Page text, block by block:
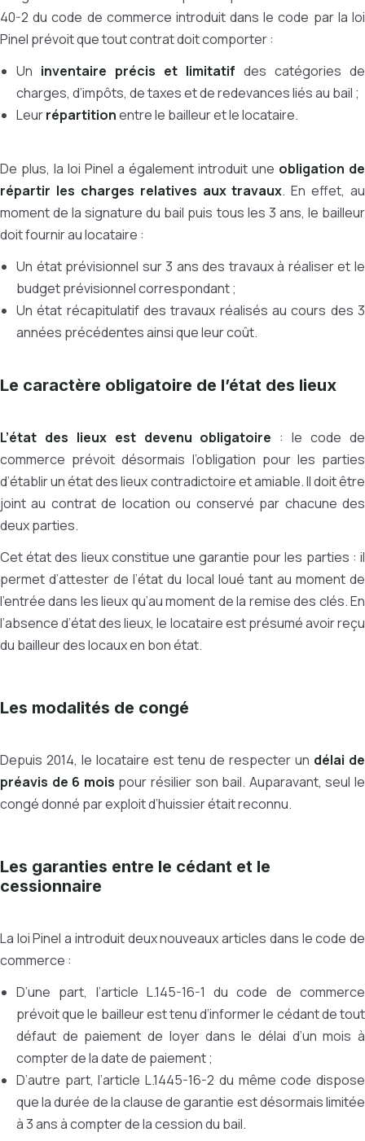
40-2 du code de commerce introduit dans le code par la loi
Pinel prévoit que tout contrat doit comporter :
Un inventaire précis et limitatif des catégories de
charges, d’impôts, de taxes et de redevances liés au bail ;
Leurrépartitionentre le bailleur et le locataire.
De plus, la loi Pinel a également introduit une obligation de
répartir les charges relatives aux travaux. En effet, au
moment de la signature du bail puis tous les 3 ans, le bailleur
doit fournir au locataire :
Un état prévisionnel sur 3 ans des travaux à réaliser et le
budget prévisionnel correspondant ;
Un état récapitulatif des travaux réalisés au cours des 3
années précédentes ainsi que leur coût.
Le caractère obligatoire de l’état des lieux
L’état des lieux est devenu obligatoire : le code de
commerce prévoit désormais l’obligation pour les parties
d’établir un état des lieux contradictoire et amiable. Il doit être
joint au contrat de location ou conservé par chacune des
deux parties.
Cet état des lieux constitue une garantie pour les parties : il
permet d’attester de l’état du local loué tant au moment de
l’entrée dans les lieux qu’au moment de la remise des clés. En
l’absence d’état des lieux, le locataire est présumé avoir reçu
du bailleur des locaux en bon état.
Les modalités de congé
Depuis 2014, le locataire est tenu de respecter un délai de
préavis de 6 mois pour résilier son bail. Auparavant, seul le
congé donné par exploit d’huissier était reconnu.
Les garanties entre le cédant et le
cessionnaire
La loi Pinel a introduit deux nouveaux articles dans le code de
commerce :
D’une part, l’article L.145-16-1 du code de commerce
prévoit que le bailleur est tenu d’informer le cédant de tout
défaut de paiement de loyer dans le délai d’un mois à
compter de la date de paiement ;
D’autre part, l’article L.1445-16-2 du même code dispose
que la durée de la clause de garantie est désormais limitée
à 3 ans à compter de la cession du bail.